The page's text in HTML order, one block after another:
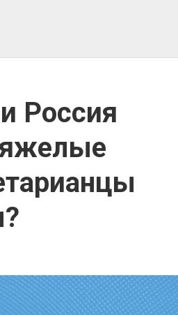
Россия